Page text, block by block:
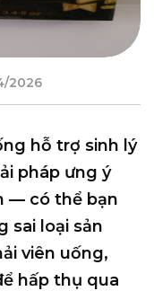
2026
hỗ trợ sinh lý
pháp ưng ý
— có thể bạn
sai loại sản
viên uống,
hấp thụ qua